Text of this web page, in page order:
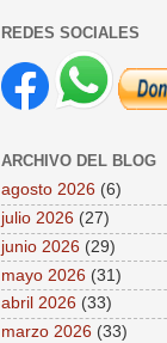
REDES SOCIALES
ARCHIVO DEL BLOG
agosto 2026 (6)
julio 2026 (27)
junio 2026 (29)
mayo 2026 (31)
abril 2026 (33)
marzo 2026 (33)